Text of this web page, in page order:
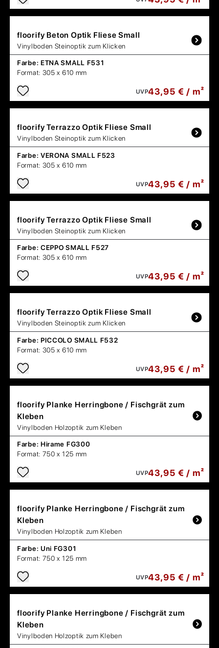
floorify Beton Optik Fliese Small
Vinylboden Steinoptik zum Klicken
Farbe: ETNA SMALL F531
Format: 305 x 610 mm
UVP43,95 € / m²
floorify Terrazzo Optik Fliese Small
Vinylboden Steinoptik zum Klicken
Farbe: VERONA SMALL F523
Format: 305 x 610 mm
UVP43,95 € / m²
floorify Terrazzo Optik Fliese Small
Vinylboden Steinoptik zum Klicken
Farbe: CEPPO SMALL F527
Format: 305 x 610 mm
UVP43,95 € / m²
floorify Terrazzo Optik Fliese Small
Vinylboden Steinoptik zum Klicken
Farbe: PICCOLO SMALL F532
Format: 305 x 610 mm
UVP43,95 € / m²
floorify Planke Herringbone / Fischgrät zum
Kleben
Vinylboden Holzoptik zum Kleben
Farbe: Hirame FG300
Format: 750 x 125 mm
UVP43,95 € / m²
floorify Planke Herringbone / Fischgrät zum
Kleben
Vinylboden Holzoptik zum Kleben
Farbe: Uni FG301
Format: 750 x 125 mm
UVP43,95 € / m²
floorify Planke Herringbone / Fischgrät zum
Kleben
Vinylboden Holzoptik zum Kleben